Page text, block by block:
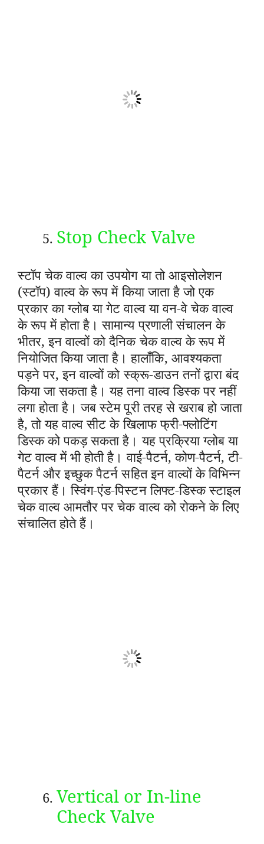
Stop Check Valve
स्टॉप चेक वाल्व का उपयोग या तो आइसोलेशन
(स्टॉप) वाल्व के रूप में किया जाता है जो एक
प्रकार का ग्लोब या गेट वाल्व या वन-वे चेक वाल्व
के रूप में होता है। सामान्य प्रणाली संचालन के
भीतर, इन वाल्वों को दैनिक चेक वाल्व के रूप में
नियोजित किया जाता है। हालाँकि, आवश्यकता
पड़ने पर, इन वाल्वों को स्क्रू-डाउन तनों द्वारा बंद
किया जा सकता है। यह तना वाल्व डिस्क पर नहीं
लगा होता है। जब स्टेम पूरी तरह से खराब हो जाता
है, तो यह वाल्व सीट के खिलाफ फ्री-फ्लोटिंग
डिस्क को पकड़ सकता है। यह प्रक्रिया ग्लोब या
गेट वाल्व में भी होती है। वाई-पैटर्न, कोण-पैटर्न, टी-
पैटर्न और इच्छुक पैटर्न सहित इन वाल्वों के विभिन्न
प्रकार हैं। स्विंग-एंड-पिस्टन लिफ्ट-डिस्क स्टाइल
चेक वाल्व आमतौर पर चेक वाल्व को रोकने के लिए
संचालित होते हैं।
Vertical or In-line
Check Valve